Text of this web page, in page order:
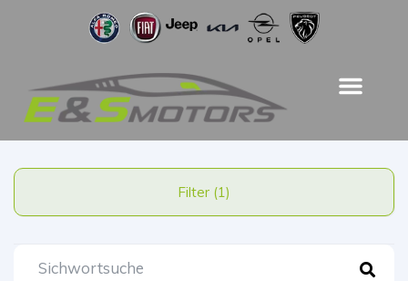
Filter (1)